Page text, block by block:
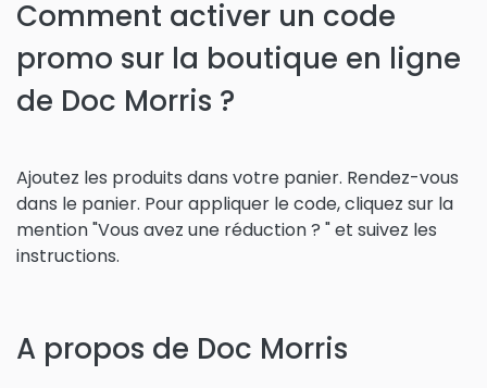
Comment activer un code
promo sur la boutique en ligne
de Doc Morris ?
Ajoutez les produits dans votre panier. Rendez-vous
dans le panier. Pour appliquer le code, cliquez sur la
mention "Vous avez une réduction ? " et suivez les
instructions.
A propos de Doc Morris